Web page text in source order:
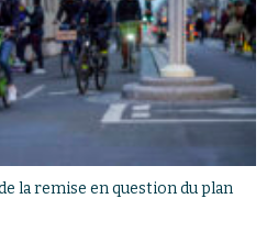
la remise en question du plan